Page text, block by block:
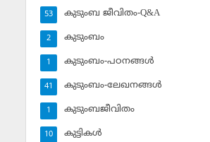
കുടുംബ ജീവിതം-Q&A
53
കുടുംബം
2
കുടുംബം-പഠനങ്ങള്‍
1
കുടുംബം-ലേഖനങ്ങള്‍
41
കുടുംബജീവിതം
1
കുട്ടികള്‍
10